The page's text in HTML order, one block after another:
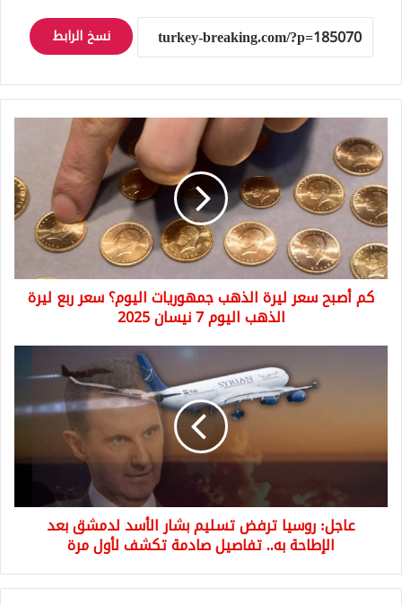
نسخ الرابط
أصبح
سعر
ليرة
الذهب
جمهوريات
اليوم؟
سعر
ربع
ليرة
7
كم أصبح سعر ليرة الذهب جمهوريات اليوم؟ سعر ربع ليرة
الذهب اليوم 7 نيسان 2025
الأسد
لدمشق
الإطاحة
تكشف
عاجل: روسيا ترفض تسليم بشار الأسد لدمشق بعد
الإطاحة به.. تفاصيل صادمة تكشف لأول مرة